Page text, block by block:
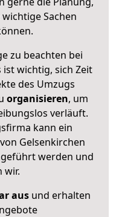
Sachen
zu beachten bei
ist wichtig, sich Zeit
des Umzugs
organisieren, um
verläuft.
kann ein
Gelsenkirchen
werden und
wir.
ausund erhalten